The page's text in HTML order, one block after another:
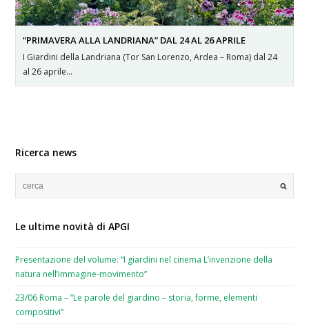
“PRIMAVERA ALLA LANDRIANA” DAL 24 AL 26 APRILE
I Giardini della Landriana (Tor San Lorenzo, Ardea – Roma) dal 24
al 26 aprile…
Ricerca news
Le ultime novità di APGI
Presentazione del volume: “I giardini nel cinema L’invenzione della
natura nell’immagine-movimento”
23/06 Roma – “Le parole del giardino – storia, forme, elementi
compositivi”